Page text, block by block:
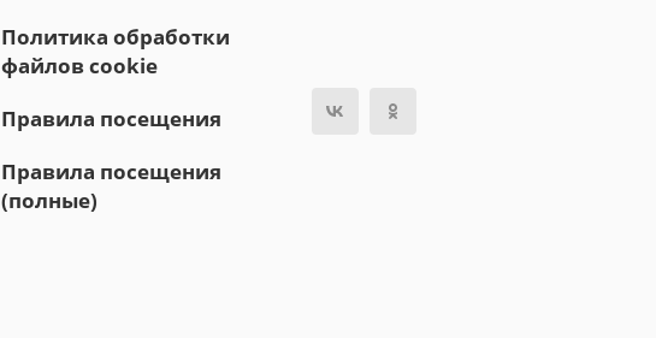
Политика обработки
файлов cookie
Правила посещения
Правила посещения
(полные)